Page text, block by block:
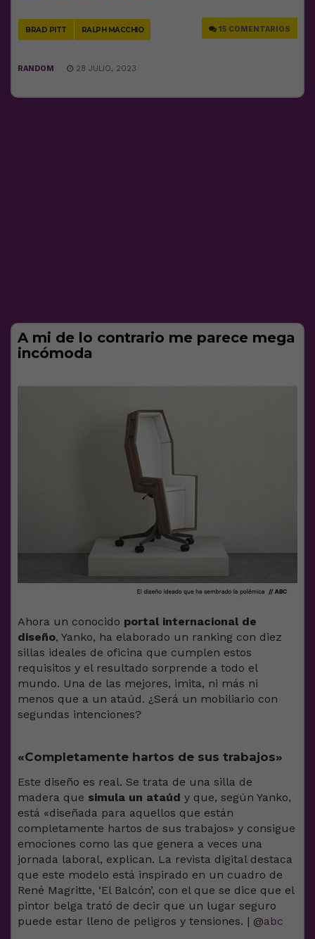
BRAD PITT RALPH MACCHIO 15 COMENTARIOS
RANDOM 28 JULIO, 2023
A mi de lo contrario me parece mega
incómoda
Ahora un conocido portal internacional de
diseño, Yanko, ha elaborado un ranking con diez
sillas ideales de oficina que cumplen estos
requisitos y el resultado sorprende a todo el
mundo. Una de las mejores, imita, ni más ni
menos que a un ataúd. ¿Será un mobiliario con
segundas intenciones?
«Completamente hartos de sus trabajos»
Este diseño es real. Se trata de una silla de
madera que simula un ataúd y que, según Yanko,
está «diseñada para aquellos que están
completamente hartos de sus trabajos» y consigue
emociones como las que genera a veces una
jornada laboral, explican. La revista digital destaca
que este modelo está inspirado en un cuadro de
René Magritte, ‘El Balcón’, con el que se dice que el
pintor belga trató de decir que un lugar seguro
puede estar lleno de peligros y tensiones. | @abc